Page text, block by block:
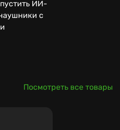
ИИ-
с
Посмотреть все товары